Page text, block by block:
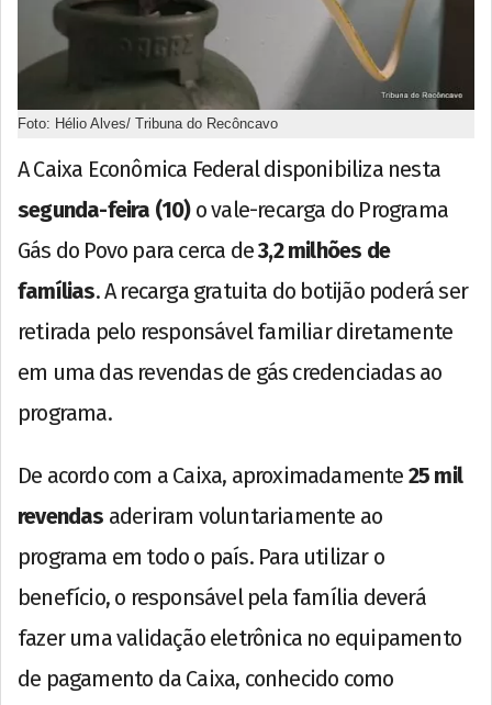
Foto: Hélio Alves/ Tribuna do Recôncavo
A Caixa Econômica Federal disponibiliza nesta
segunda-feira (10)o vale-recarga do Programa
Gás do Povo para cerca de3,2 milhões de
famílias. A recarga gratuita do botijão poderá ser
retirada pelo responsável familiar diretamente
em uma das revendas de gás credenciadas ao
programa.
De acordo com a Caixa, aproximadamente 25 mil
revendas aderiram voluntariamente ao
programa em todo o país. Para utilizar o
benefício, o responsável pela família deverá
fazer uma validação eletrônica no equipamento
de pagamento da Caixa, conhecido como